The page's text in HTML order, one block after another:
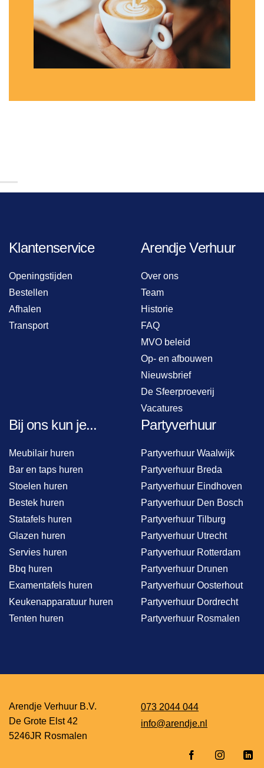
Klantenservice
Openingstijden
Bestellen
Afhalen
Transport
Arendje Verhuur
Over ons
Team
Historie
FAQ
MVO beleid
Op- en afbouwen
Nieuwsbrief
De Sfeerproeverij
Vacatures
Bij ons kun je...
Meubilair huren
Bar en taps huren
Stoelen huren
Bestek huren
Statafels huren
Glazen huren
Servies huren
Bbq huren
Examentafels huren
Keukenapparatuur huren
Tenten huren
Partyverhuur
Partyverhuur Waalwijk
Partyverhuur Breda
Partyverhuur Eindhoven
Partyverhuur Den Bosch
Partyverhuur Tilburg
Partyverhuur Utrecht
Partyverhuur Rotterdam
Partyverhuur Drunen
Partyverhuur Oosterhout
Partyverhuur Dordrecht
Partyverhuur Rosmalen
Arendje Verhuur B.V.
De Grote Elst 42
5246JR Rosmalen
073 2044 044
info@arendje.nl